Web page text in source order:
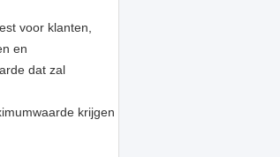
voor klanten,
en
dat zal
krijgen